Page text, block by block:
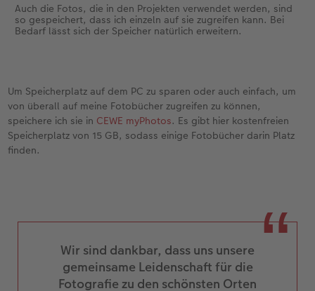
Auch die Fotos, die in den Projekten verwendet werden, sind
so gespeichert, dass ich einzeln auf sie zugreifen kann. Bei
Bedarf lässt sich der Speicher natürlich erweitern.
Um Speicherplatz auf dem PC zu sparen oder auch einfach, um
von überall auf meine Fotobücher zugreifen zu können,
speichere ich sie in CEWE myPhotos. Es gibt hier kostenfreien
Speicherplatz von 15 GB, sodass einige Fotobücher darin Platz
finden.
Wir sind dankbar, dass uns unsere
gemeinsame Leidenschaft für die
Fotografie zu den schönsten Orten